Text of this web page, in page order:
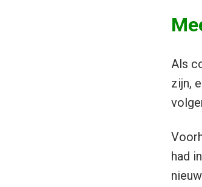
Als
zijn,
had